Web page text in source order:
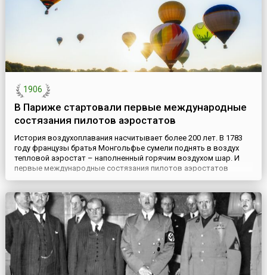
1906
В Париже стартовали первые международные
состязания пилотов аэростатов
История воздухоплавания насчитывает более 200 лет. В 1783
году французы братья Монгольфье сумели поднять в воздух
тепловой аэростат – наполненный горячим воздухом шар. И
первые международные состязания пилотов аэростатов
стартовали также на родине воздухоплавания во Франции. 30
Кубок, организованный американским газетным магнатом
Джеймсом ...